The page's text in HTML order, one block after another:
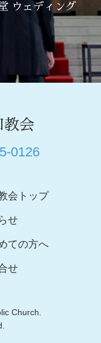
ウェディング
教会
0126
会トップ
せ
ての方へ
せ
Church.